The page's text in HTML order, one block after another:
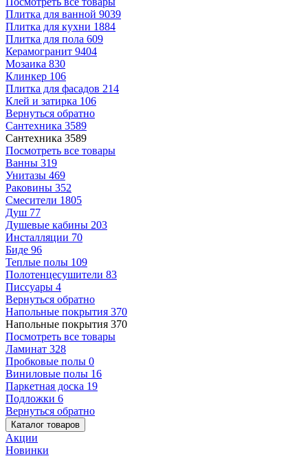
Плитка для ванной 9039
Плитка для кухни 1884
Плитка для пола 609
Керамогранит 9404
Мозаика 830
Клинкер 106
Плитка для фасадов 214
Клей и затирка 106
Вернуться обратно
Сантехника 3589
Сантехника 3589
Посмотреть все товары
Ванны 319
Унитазы 469
Раковины 352
Смесители 1805
Душ 77
Душевые кабины 203
Инсталляции 70
Биде 96
Теплые полы 109
Полотенцесушители 83
Писсуары 4
Вернуться обратно
Напольные покрытия 370
Напольные покрытия 370
Посмотреть все товары
Ламинат 328
Пробковые полы 0
Виниловые полы 16
Паркетная доска 19
Подложки 6
Вернуться обратно
Каталог товаров
Акции
Новинки